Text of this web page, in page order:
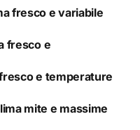
fresco e variabile
fresco e
e temperature
mite e massime